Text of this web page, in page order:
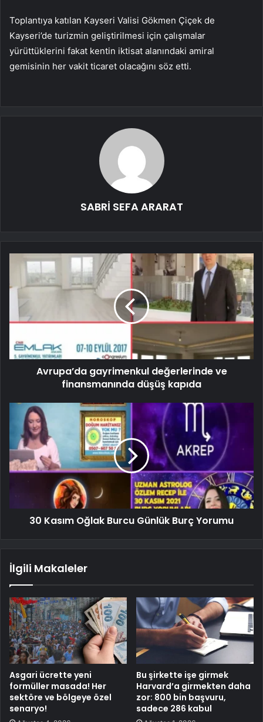
Toplantıya katılan Kayseri Valisi Gökmen Çiçek de
Kayseri’de turizmin geliştirilmesi için çalışmalar
yürüttüklerini fakat kentin iktisat alanındaki amiral
gemisinin her vakit ticaret olacağını söz etti.
SABRİ SEFA ARARAT
Avrupa’da gayrimenkul değerlerinde ve
finansmanında düşüş kapıda
30 Kasım Oğlak Burcu Günlük Burç Yorumu
İlgili Makaleler
Asgari ücrette yeni
formüller masada! Her
sektöre ve bölgeye özel
senaryo!
Bu şirkette işe girmek
Harvard’a girmekten daha
zor: 800 bin başvuru,
sadece 286 kabul